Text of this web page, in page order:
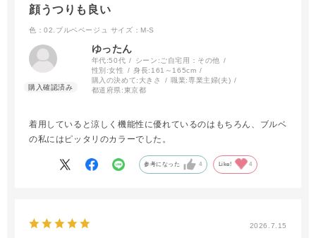
顔うつりも良い
色：02.ブルベベージュ サイズ：M-S
ゆったん
年代:50代 シーン: ご自宅用：その他
性別:女性 身長: 161～165cm
購入の決めて: 大きさ 職業:専業主婦(夫)
都道府県:東京都
着用していると涼しく機能性に優れているのはもちろん、ブルベ
の私にはピッタリのカラーでした。
参考になった 4 Like! 4
2026.7.15